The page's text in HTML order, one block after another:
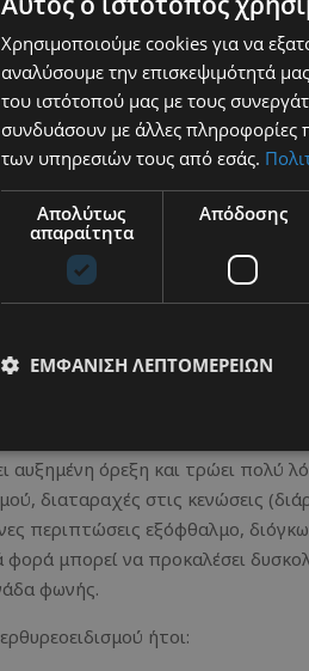
της σύστασης του
να συνυπάρχουν ή όχι στη
του θυροειδή αδένα, με
ορμονών, Τ3-Τ4.
από υπερθυρεοειδισμό, συνήθως
εύκολη κόπωση,
αυξημένη όρεξη και τρώει πολύ
διαταραχές στις κενώσεις
περιπτώσεις εξόφθαλμο,
μπορεί να προκαλέσει
φωνής.
ήτοι:
Χρησιμοποιούμε cookies για να
αναλύσουμε την επισκεψιμότητά
του ιστότοπού μας με τους
συνδυάσουν με άλλες πληροφορίες
των υπηρεσιών τους από εσάς.
Απολύτως
απαραίτητα
Απόδοσης
ΕΜΦΆΝΙΣΗ ΛΕΠΤΟΜΕΡΕΙΏΝ